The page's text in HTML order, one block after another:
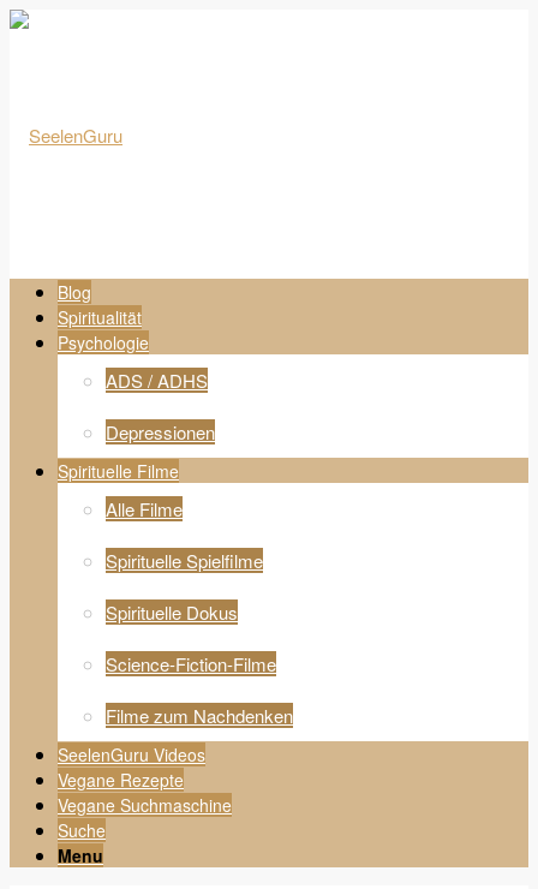
Blog
Spiritualität
Psychologie
ADS / ADHS
Depressionen
Spirituelle Filme
Alle Filme
Spirituelle Spielfilme
Spirituelle Dokus
Science-Fiction-Filme
Filme zum Nachdenken
SeelenGuru Videos
Vegane Rezepte
Vegane Suchmaschine
Suche
Menu